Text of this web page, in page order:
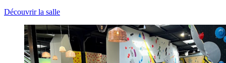
Découvrir la salle